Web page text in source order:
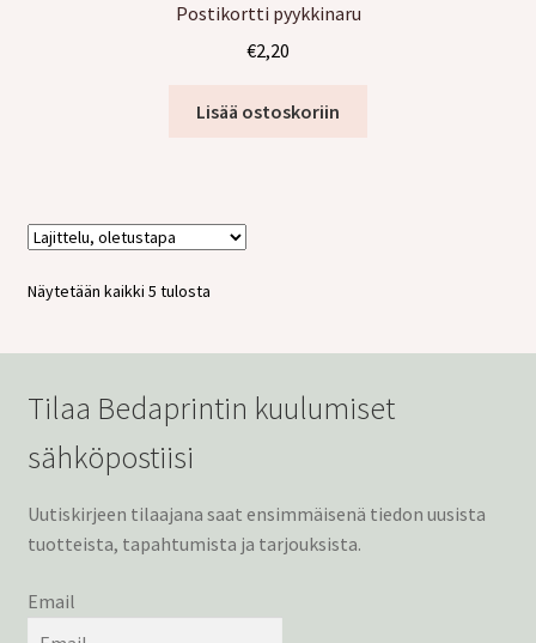
Postikortti pyykkinaru
€2,20
Lisää ostoskoriin
Näytetään kaikki 5 tulosta
Tilaa Bedaprintin kuulumiset
sähköpostiisi
Uutiskirjeen tilaajana saat ensimmäisenä tiedon uusista
tuotteista, tapahtumista ja tarjouksista.
Email